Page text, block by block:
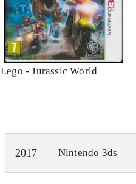
Lego - Jurassic World
2017 Nintendo 3ds